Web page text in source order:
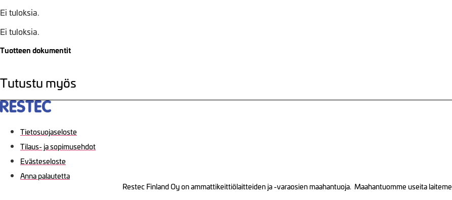
Ei tuloksia.
Ei tuloksia.
Tuotteen dokumentit
Tutustu myös
Tietosuojaseloste
Tilaus- ja sopimusehdot
Evästeseloste
Anna palautetta
Restec Finland Oy on ammattikeittiölaitteiden ja -varaosien maahantuoja. Maahantuomme useita